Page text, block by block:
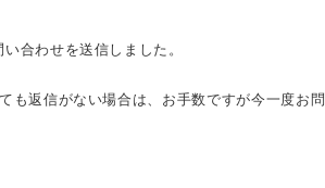
合わせを送信しました。
も返信がない場合は、お手数ですが今一度お